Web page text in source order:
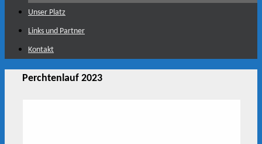
Unser Platz
Links und Partner
Kontakt
Perchtenlauf 2023